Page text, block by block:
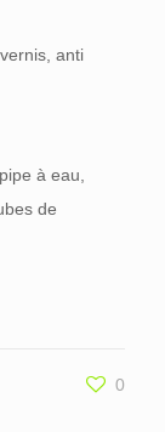
anti
à eau,
de
0